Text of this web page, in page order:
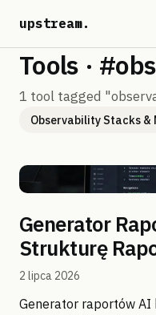
Tools ·
1 tool tagged
Observability Stacks &
Generator
Strukturę
2 lipca 2026
Generator raportów
upstream.